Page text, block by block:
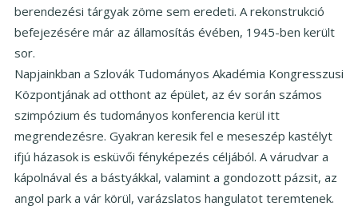
berendezési tárgyak zöme sem eredeti. A rekonstrukció
befejezésére már az államosítás évében, 1945-ben került
sor.
Napjainkban a Szlovák Tudományos Akadémia Kongresszusi
Központjának ad otthont az épület, az év során számos
szimpózium és tudományos konferencia kerül itt
megrendezésre. Gyakran keresik fel e meseszép kastélyt
ifjú házasok is esküvői fényképezés céljából. A várudvar a
kápolnával és a bástyákkal, valamint a gondozott pázsit, az
angol park a vár körül, varázslatos hangulatot teremtenek.